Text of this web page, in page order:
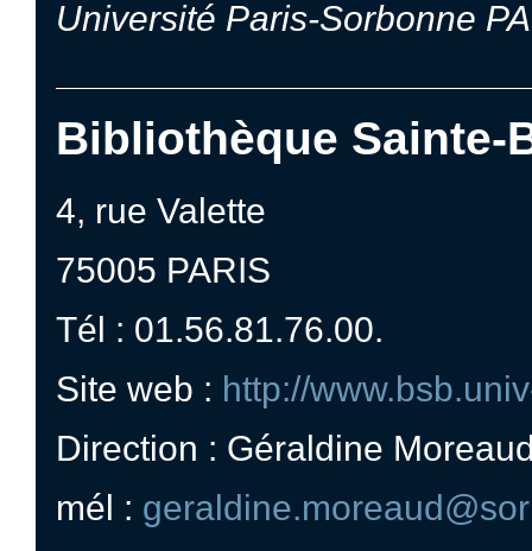
Université Paris-Sorbonne
Bibliothèque Sainte-
4, rue Valette
75005 PARIS
Tél : 01.56.81.76.00.
Site web : http://
Direction : Géraldine
mél :